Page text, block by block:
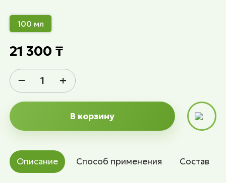
100 мл
21 300 ₸
− +
В корзину
Описание Способ применения Состав